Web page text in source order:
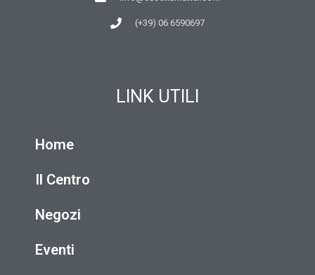
(+39) 06 6590697
LINK UTILI
Home
Il Centro
Negozi
Eventi